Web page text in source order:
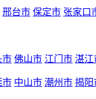
邢台市 保定市 张家口
市 佛山市 江门市 湛江
市 中山市 潮州市 揭阳